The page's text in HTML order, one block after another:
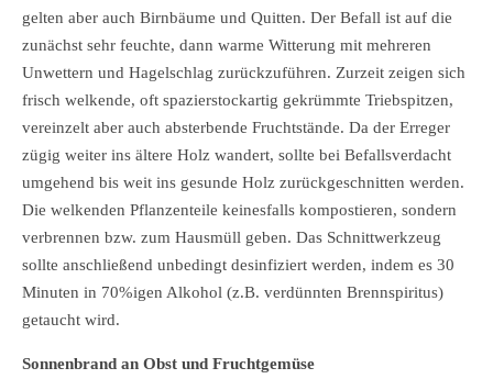
gelten aber auch Birnbäume und Quitten. Der Befall ist auf die
zunächst sehr feuchte, dann warme Witterung mit mehreren
Unwettern und Hagelschlag zurückzuführen. Zurzeit zeigen sich
frisch welkende, oft spazierstockartig gekrümmte Triebspitzen,
vereinzelt aber auch absterbende Fruchtstände. Da der Erreger
zügig weiter ins ältere Holz wandert, sollte bei Befallsverdacht
umgehend bis weit ins gesunde Holz zurückgeschnitten werden.
Die welkenden Pflanzenteile keinesfalls kompostieren, sondern
verbrennen bzw. zum Hausmüll geben. Das Schnittwerkzeug
sollte anschließend unbedingt desinfiziert werden, indem es 30
Minuten in 70%igen Alkohol (z.B. verdünnten Brennspiritus)
getaucht wird.
Sonnenbrand an Obst und Fruchtgemüse